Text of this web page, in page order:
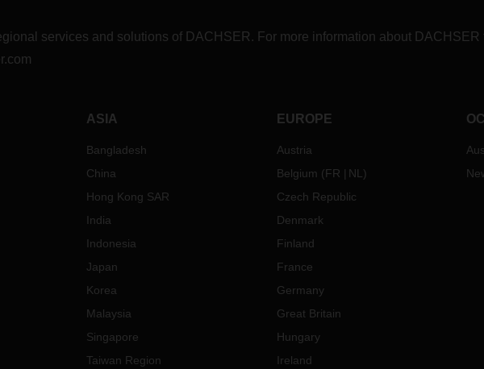
services and solutions of DACHSER. For more information about DACHSER
ASIA
Bangladesh
China
Hong Kong SAR
India
Indonesia
Japan
Korea
Malaysia
Singapore
Taiwan Region
EUROPE
Austria
Belgium (FR NL )
Czech Republic
Denmark
Finland
France
Germany
Great Britain
Hungary
Ireland